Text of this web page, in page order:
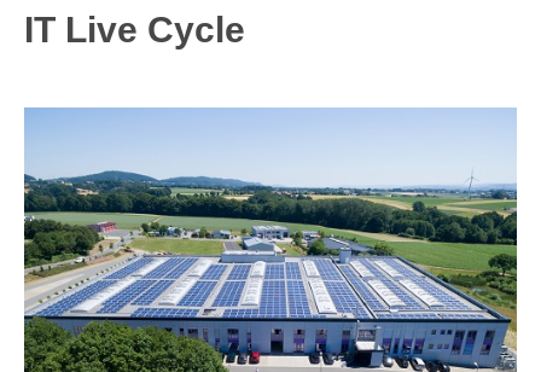
IT Live Cycle